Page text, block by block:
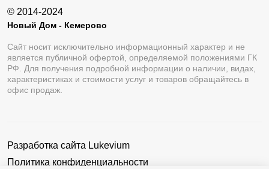
© 2014-2024
Новый Дом - Кемерово
Сайт носит исключительно информационный характер и не
является публичной офертой, определяемой положениями ГК
РФ. Для получения подробной информации о наличии, видах,
характеристиках и стоимости услуг и товаров обращайтесь в
офис продаж.
Разработка сайта Lukevium
Политика конфиденциальности